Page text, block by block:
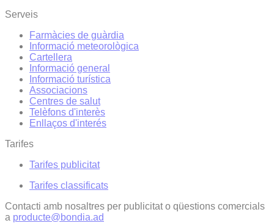
Serveis
Farmàcies de guàrdia
Informació meteorològica
Cartellera
Informació general
Informació turística
Associacions
Centres de salut
Telèfons d'interès
Enllaços d'interés
Tarifes
Tarifes publicitat
Tarifes classificats
Contacti amb nosaltres per publicitat o qüestions comercials
a producte@bondia.ad